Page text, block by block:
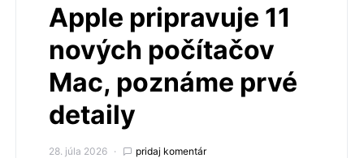
Apple pripravuje 11
nových počítačov
Mac, poznáme prvé
detaily
28. júla 2026 pridaj komentár